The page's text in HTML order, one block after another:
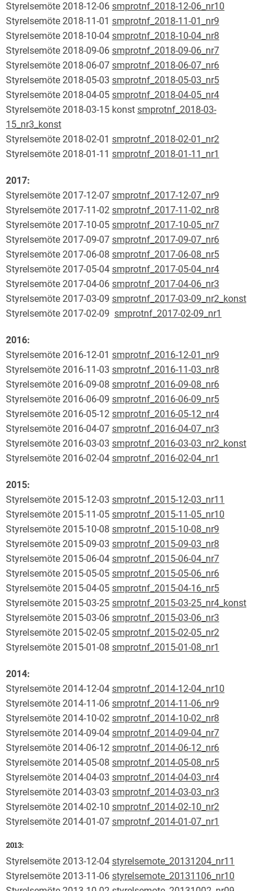
Styrelsemöte 2018-12-06 smprotnf_2018-12-06_nr10
Styrelsemöte 2018-11-01 smprotnf_2018-11-01_nr9
Styrelsemöte 2018-10-04 smprotnf_2018-10-04_nr8
Styrelsemöte 2018-09-06 smprotnf_2018-09-06_nr7
Styrelsemöte 2018-06-07 smprotnf_2018-06-07_nr6
Styrelsemöte 2018-05-03 smprotnf_2018-05-03_nr5
Styrelsemöte 2018-04-05 smprotnf_2018-04-05_nr4
Styrelsemöte 2018-03-15 konst smprotnf_2018-03-
15_nr3_konst
Styrelsemöte 2018-02-01 smprotnf_2018-02-01_nr2
Styrelsemöte 2018-01-11 smprotnf_2018-01-11_nr1
2017:
Styrelsemöte 2017-12-07 smprotnf_2017-12-07_nr9
Styrelsemöte 2017-11-02 smprotnf_2017-11-02_nr8
Styrelsemöte 2017-10-05 smprotnf_2017-10-05_nr7
Styrelsemöte 2017-09-07 smprotnf_2017-09-07_nr6
Styrelsemöte 2017-06-08 smprotnf_2017-06-08_nr5
Styrelsemöte 2017-05-04 smprotnf_2017-05-04_nr4
Styrelsemöte 2017-04-06 smprotnf_2017-04-06_nr3
Styrelsemöte 2017-03-09 smprotnf_2017-03-09_nr2_konst
Styrelsemöte 2017-02-09 smprotnf_2017-02-09_nr1
2016:
Styrelsemöte 2016-12-01 smprotnf_2016-12-01_nr9
Styrelsemöte 2016-11-03 smprotnf_2016-11-03_nr8
Styrelsemöte 2016-09-08 smprotnf_2016-09-08_nr6
Styrelsemöte 2016-06-09 smprotnf_2016-06-09_nr5
Styrelsemöte 2016-05-12 smprotnf_2016-05-12_nr4
Styrelsemöte 2016-04-07 smprotnf_2016-04-07_nr3
Styrelsemöte 2016-03-03 smprotnf_2016-03-03_nr2_konst
Styrelsemöte 2016-02-04 smprotnf_2016-02-04_nr1
2015:
Styrelsemöte 2015-12-03 smprotnf_2015-12-03_nr11
Styrelsemöte 2015-11-05 smprotnf_2015-11-05_nr10
Styrelsemöte 2015-10-08 smprotnf_2015-10-08_nr9
Styrelsemöte 2015-09-03 smprotnf_2015-09-03_nr8
Styrelsemöte 2015-06-04 smprotnf_2015-06-04_nr7
Styrelsemöte 2015-05-05 smprotnf_2015-05-06_nr6
Styrelsemöte 2015-04-05 smprotnf_2015-04-16_nr5
Styrelsemöte 2015-03-25 smprotnf_2015-03-25_nr4_konst
Styrelsemöte 2015-03-06 smprotnf_2015-03-06_nr3
Styrelsemöte 2015-02-05 smprotnf_2015-02-05_nr2
Styrelsemöte 2015-01-08 smprotnf_2015-01-08_nr1
2014:
Styrelsemöte 2014-12-04 smprotnf_2014-12-04_nr10
Styrelsemöte 2014-11-06 smprotnf_2014-11-06_nr9
Styrelsemöte 2014-10-02 smprotnf_2014-10-02_nr8
Styrelsemöte 2014-09-04 smprotnf_2014-09-04_nr7
Styrelsemöte 2014-06-12 smprotnf_2014-06-12_nr6
Styrelsemöte 2014-05-08 smprotnf_2014-05-08_nr5
Styrelsemöte 2014-04-03 smprotnf_2014-04-03_nr4
Styrelsemöte 2014-03-03 smprotnf_2014-03-03_nr3
Styrelsemöte 2014-02-10 smprotnf_2014-02-10_nr2
Styrelsemöte 2014-01-07 smprotnf_2014-01-07_nr1
2013:
Styrelsemöte 2013-12-04 styrelsemote_20131204_nr11
Styrelsemöte 2013-11-06 styrelsemote_20131106_nr10